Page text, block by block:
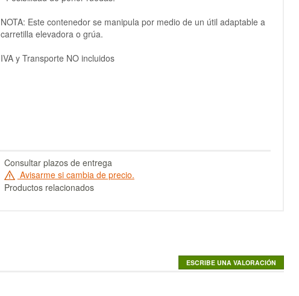
NOTA: Este contenedor se manipula por medio de un útil adaptable a
carretilla elevadora o grúa.
IVA y Transporte NO incluidos
Consultar plazos de entrega
Avisarme si cambia de precio.
Productos relacionados